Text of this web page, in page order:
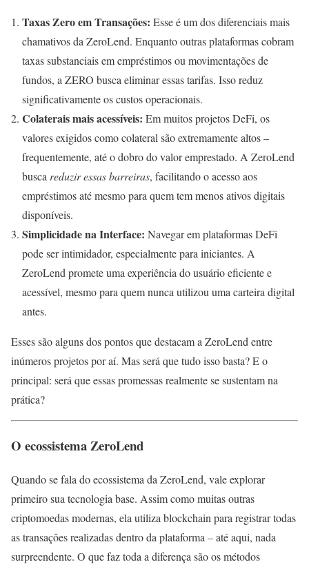
Taxas Zero em Transações: Esse é um dos diferenciais mais
chamativos da ZeroLend. Enquanto outras plataformas cobram
taxas substanciais em empréstimos ou movimentações de
fundos, a ZERO busca eliminar essas tarifas. Isso reduz
significativamente os custos operacionais.
Colaterais mais acessíveis: Em muitos projetos DeFi, os
valores exigidos como colateral são extremamente altos –
frequentemente, até o dobro do valor emprestado. A ZeroLend
busca reduzir essas barreiras, facilitando o acesso aos
empréstimos até mesmo para quem tem menos ativos digitais
disponíveis.
Simplicidade na Interface: Navegar em plataformas DeFi
pode ser intimidador, especialmente para iniciantes. A
ZeroLend promete uma experiência do usuário eficiente e
acessível, mesmo para quem nunca utilizou uma carteira digital
antes.
Esses são alguns dos pontos que destacam a ZeroLend entre
inúmeros projetos por aí. Mas será que tudo isso basta? E o
principal: será que essas promessas realmente se sustentam na
prática?
O ecossistema ZeroLend
Quando se fala do ecossistema da ZeroLend, vale explorar
primeiro sua tecnologia base. Assim como muitas outras
criptomoedas modernas, ela utiliza blockchain para registrar todas
as transações realizadas dentro da plataforma – até aqui, nada
surpreendente. O que faz toda a diferença são os métodos